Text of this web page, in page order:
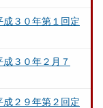
３０年第１回定
３０年２月７
２９年第２回定